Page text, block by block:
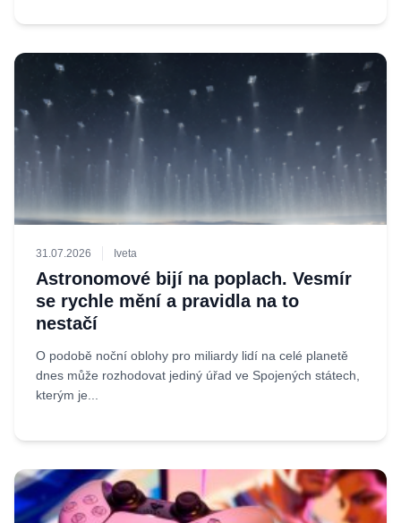
31.07.2026 Iveta
Astronomové bijí na poplach. Vesmír
se rychle mění a pravidla na to
nestačí
O podobě noční oblohy pro miliardy lidí na celé planetě
dnes může rozhodovat jediný úřad ve Spojených státech,
kterým je...